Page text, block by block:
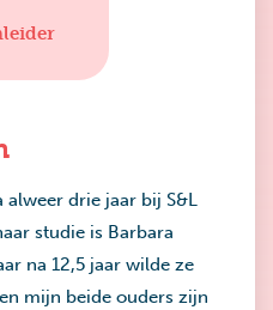
drie jaar bij S&L
studie is Barbara
na 12,5 jaar wilde ze
mijn beide ouders zijn